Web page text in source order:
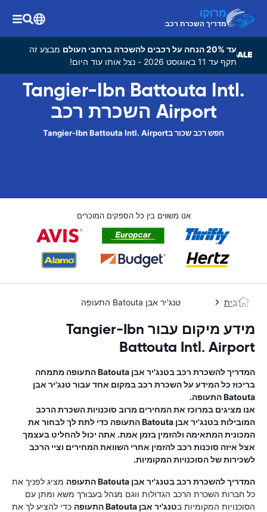
מרוקו
מדריך השכרת רכב
עד 20% הנחה על רכבים להשכרה ברחבי העולם
מבצע זה
תקף עד 11 באוגוסט 2026 - נצל אותו עוד היום!
Tangier-Ibn Battouta Intl.
Airport השכרת רכב
חפש רכב שכור בTangier-Ibn Battouta Intl. Airport
אנו משווים בין כל הספקים המוכרים
בַּיִת טנג'יר אבן Batouta התעופה
מידע מיקום עבור Tangier-Ibn
Battouta Intl. Airport
המדריך להשכרת רכב בטנג'יר אבן Batouta התעופה
מתמחה
בריכוז כל המידע על השכרת רכב במקום אחד עבור טנג'יר אבן
Batouta התעופה
.
אנו מציגים במרוכז את המחירים מרוב סוכנויות השכרת הרכב
המובילות בטנג'יר אבן Batouta התעופה
כדי לתת לך לבחור את
המכונית המתאימה ולהזמין בזמן אמת. אתה יכול להחליט בעצמך
אצל איזה סוכנות רכב להזמין אחרי השוואת המחירים וציי הרכב
לשכירות של הסוכנויות המקומיות.
המדריך להשכרת רכב בטנג'יר אבן Batouta התעופה
מציג לפניך את
כל חברות השכרת הרכב הגדולות ווגם מנהל בעבורך משא ומתן עם
הסוכנויות המקומיות בטנג'יר אבן Batouta התעופה
כדי להציע לך את